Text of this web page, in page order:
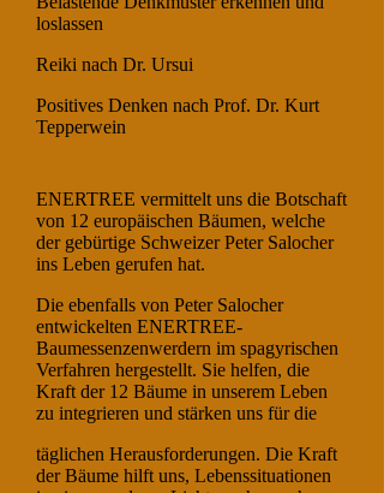
loslassen
Reiki nach Dr. Ursui
Positives Denken nach Prof. Dr. Kurt
Tepperwein
ENERTREE vermittelt uns die Botschaft
von 12 europäischen Bäumen, welche
der gebürtige Schweizer Peter Salocher
ins Leben gerufen hat.
Die ebenfalls von Peter Salocher
entwickelten ENERTREE-
Baumessenzenwerdern im spagyrischen
Verfahren hergestellt. Sie helfen, die
Kraft der 12 Bäume in unserem Leben
zu integrieren und stärken uns für die
täglichen Herausforderungen. Die Kraft
der Bäume hilft uns, Lebenssituationen